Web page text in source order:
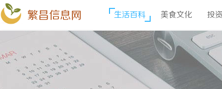
繁昌信息网 生活百科 美食文化 投